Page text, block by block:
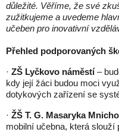
důležité. Věříme, že své
zužitkujeme a uvedeme
učeben pro inovativní
Přehled podporovaných
· ZŠ Lyčkovo náměstí–
kdy její žáci budou moci
dotykových zařízení se
· ŽŠ T. G. Masaryka
mobilní učebna, která